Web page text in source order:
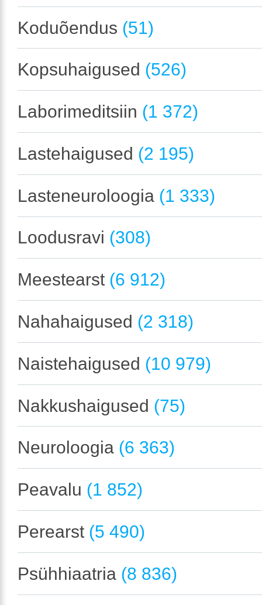
Koduõendus (51)
Kopsuhaigused (526)
Laborimeditsiin (1 372)
Lastehaigused (2 195)
Lasteneuroloogia (1 333)
Loodusravi (308)
Meestearst (6 912)
Nahahaigused (2 318)
Naistehaigused (10 979)
Nakkushaigused (75)
Neuroloogia (6 363)
Peavalu (1 852)
Perearst (5 490)
Psühhiaatria (8 836)